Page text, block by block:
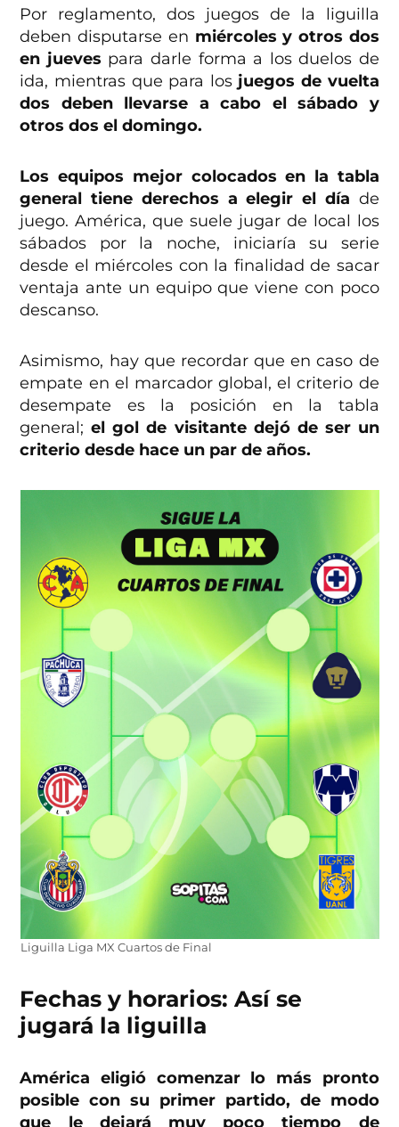
Por reglamento, dos juegos de la liguilla
deben disputarse en miércoles y otros dos
en jueves para darle forma a los duelos de
ida, mientras que para losjuegos de vuelta
dos deben llevarse a cabo el sábado y
otros dos el domingo.
Los equipos mejor colocados en la tabla
general tiene derechos a elegir el día de
juego. América, que suele jugar de local los
sábados por la noche, iniciaría su serie
desde el miércoles con la finalidad de sacar
ventaja ante un equipo que viene con poco
descanso.
Asimismo, hay que recordar que en caso de
empate en el marcador global, el criterio de
desempate es la posición en la tabla
general;el gol de visitante dejó de ser un
criterio desde hace un par de años.
Liguilla Liga MX Cuartos de Final
Fechas y horarios: Así se
jugará la liguilla
América eligió comenzar lo más pronto
posible con su primer partido, de modo
que le dejará muy poco tiempo de